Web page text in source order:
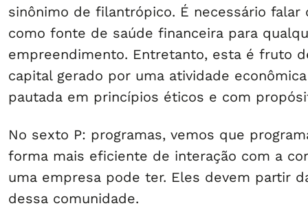
sinônimo de filantrópico. É necessário falar
como fonte de saúde financeira para
empreendimento. Entretanto, esta é fruto
capital gerado por uma atividade
pautada em princípios éticos e com
No sexto P: programas, vemos que
forma mais eficiente de interação com a
uma empresa pode ter. Eles devem partir
dessa comunidade.